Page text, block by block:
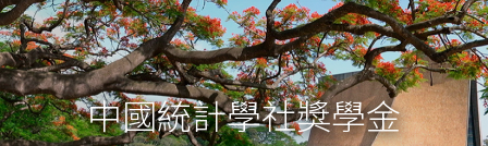
中國統計學社獎學金